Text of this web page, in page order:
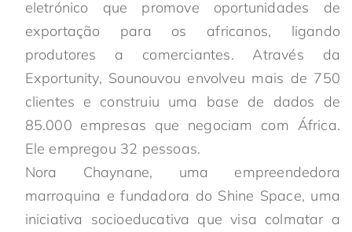
eletrónico que promove oportunidades de
exportação para os africanos, ligando
produtores a comerciantes. Através da
Exportunity, Sounouvou envolveu mais de 750
clientes e construiu uma base de dados de
85.000 empresas que negociam com África.
Ele empregou 32 pessoas.
Nora Chaynane, uma empreendedora
marroquina e fundadora do Shine Space, uma
iniciativa socioeducativa que visa colmatar a